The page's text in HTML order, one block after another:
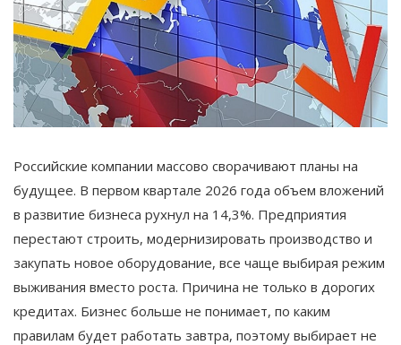
Российские компании массово сворачивают планы на
будущее. В первом квартале 2026 года объем вложений
в развитие бизнеса рухнул на 14,3%. Предприятия
перестают строить, модернизировать производство и
закупать новое оборудование, все чаще выбирая режим
выживания вместо роста. Причина не только в дорогих
кредитах. Бизнес больше не понимает, по каким
правилам будет работать завтра, поэтому выбирает не